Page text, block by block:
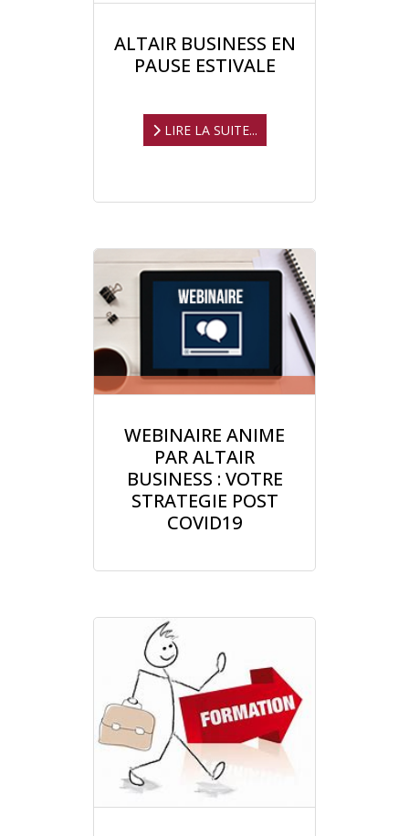
ALTAIR BUSINESS EN
PAUSE ESTIVALE
LIRE LA SUITE...
WEBINAIRE ANIME
PAR ALTAIR
BUSINESS : VOTRE
STRATEGIE POST
COVID19